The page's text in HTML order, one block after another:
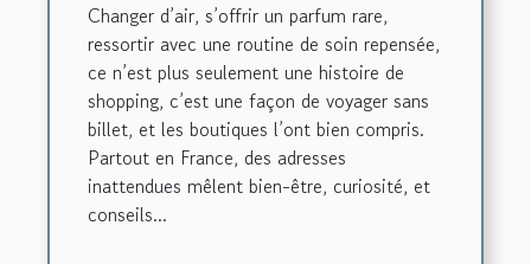
Changer d’air, s’offrir un parfum rare,
ressortir avec une routine de soin repensée,
ce n’est plus seulement une histoire de
shopping, c’est une façon de voyager sans
billet, et les boutiques l’ont bien compris.
Partout en France, des adresses
inattendues mêlent bien-être, curiosité, et
conseils...